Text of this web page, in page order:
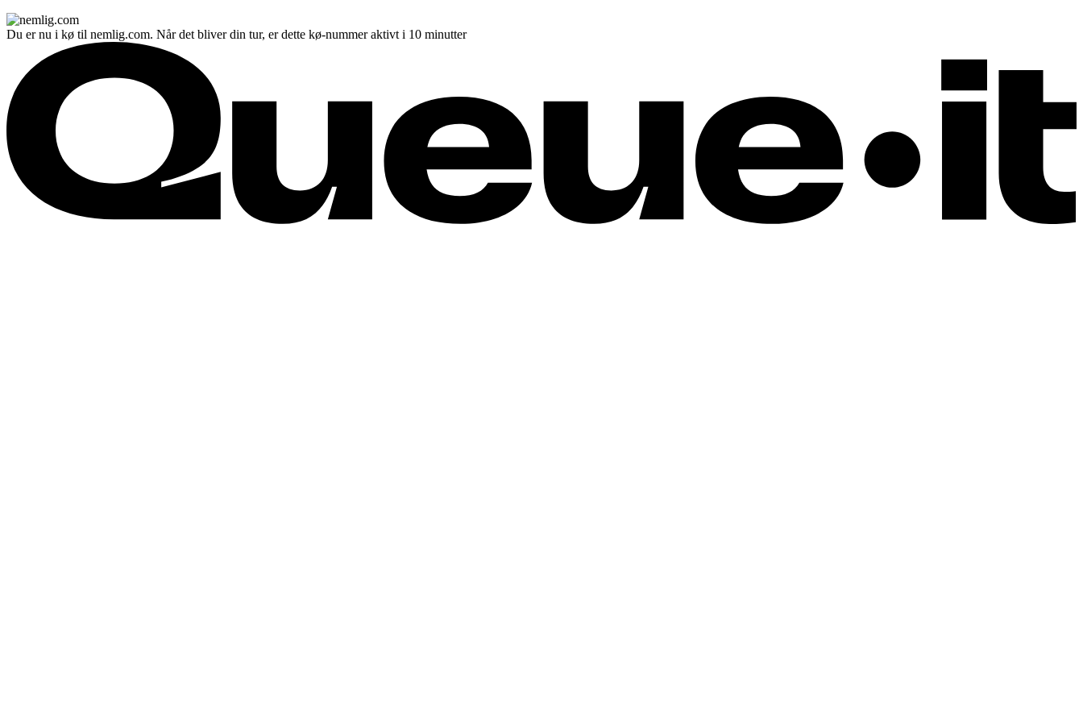
Du er nu i kø til nemlig.com. Når det bliver din tur, er dette kø-nummer aktivt i 10 minutter